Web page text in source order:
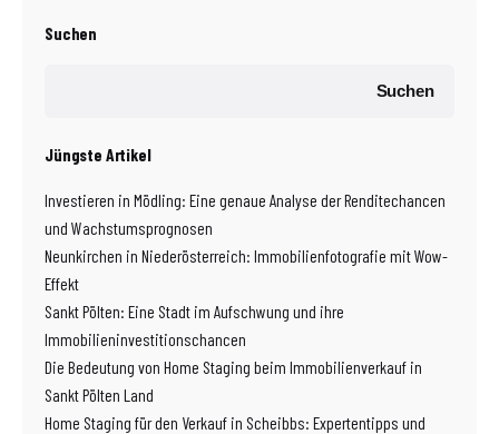
Suchen
Suchen
Jüngste Artikel
Investieren in Mödling: Eine genaue Analyse der Renditechancen
und Wachstumsprognosen
Neunkirchen in Niederösterreich: Immobilienfotografie mit Wow-
Effekt
Sankt Pölten: Eine Stadt im Aufschwung und ihre
Immobilieninvestitionschancen
Die Bedeutung von Home Staging beim Immobilienverkauf in
Sankt Pölten Land
Home Staging für den Verkauf in Scheibbs: Expertentipps und